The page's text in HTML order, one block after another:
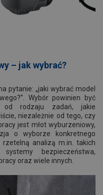
– jak wybrać?
pytanie: „jaki wybrać model
Wybór powinien być
od rodzaju zadań, jakie
niezależnie od tego, czy
jest młot wyburzeniowy,
o wyborze konkretnego
analizą m.in. takich
bezpieczeństwa,
oraz wiele innych.